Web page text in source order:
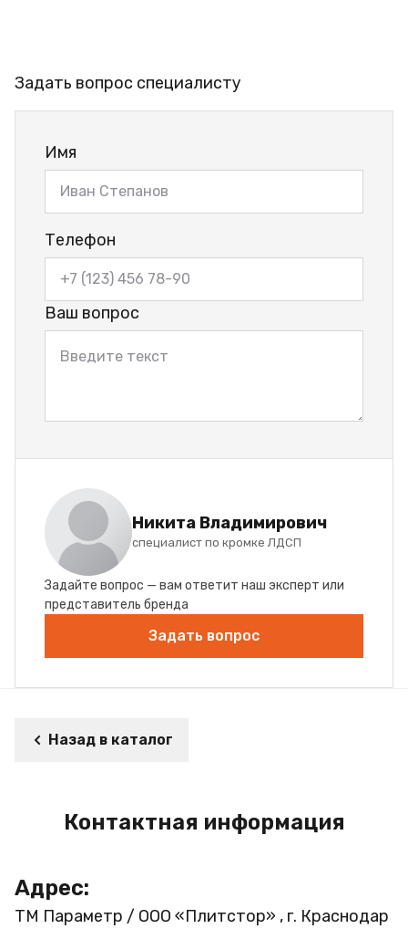
Задать вопрос специалисту
Имя
Телефон
Ваш вопрос
Никита Владимирович
специалист по кромке ЛДСП
Задайте вопрос — вам ответит наш эксперт или
представитель бренда
Задать вопрос
Назад в каталог
Контактная информация
Адрес:
ТМ Параметр / ООО «Плитстор» , г. Краснодар